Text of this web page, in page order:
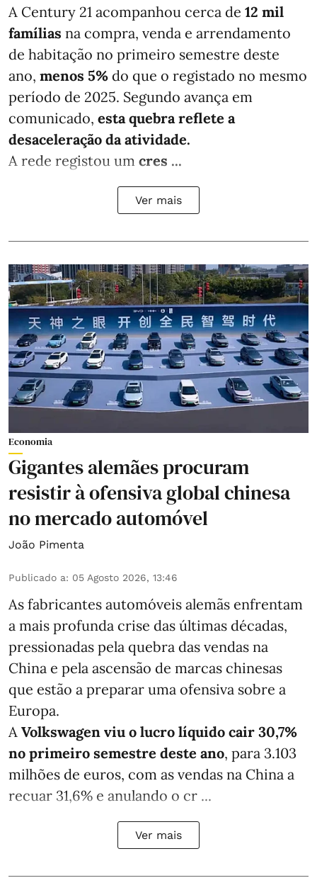
A Century 21 acompanhou cerca de 12 mil
famílias na compra, venda e arrendamento
de habitação no primeiro semestre deste
ano, menos 5% do que o registado no mesmo
período de 2025. Segundo avança em
comunicado, esta quebra reflete a
desaceleração da atividade.
A rede registou um cres ...
Ver mais
Economia
Gigantes alemães procuram
resistir à ofensiva global chinesa
no mercado automóvel
João Pimenta
Publicado a: 05 Agosto 2026, 13:46
As fabricantes automóveis alemãs enfrentam
a mais profunda crise das últimas décadas,
pressionadas pela quebra das vendas na
China e pela ascensão de marcas chinesas
que estão a preparar uma ofensiva sobre a
Europa.
A Volkswagen viu o lucro líquido cair 30,7%
no primeiro semestre deste ano, para 3.103
milhões de euros, com as vendas na China a
recuar 31,6% e anulando o cr ...
Ver mais